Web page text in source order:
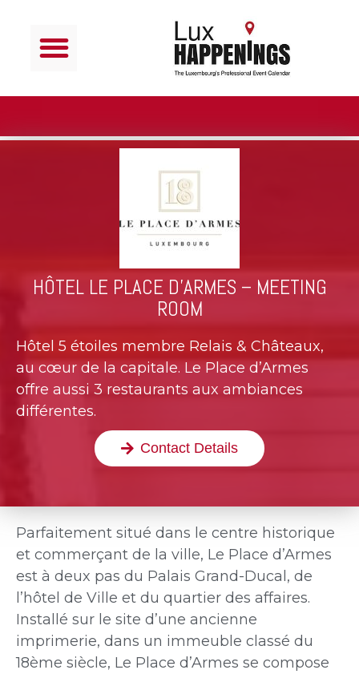
HÔTEL LE PLACE D’ARMES – MEETING
ROOM
Hôtel 5 étoiles membre Relais & Châteaux,
au cœur de la capitale. Le Place d’Armes
offre aussi 3 restaurants aux ambiances
différentes.
Contact Details
Parfaitement situé dans le centre historique
et commerçant de la ville, Le Place d’Armes
est à deux pas du Palais Grand-Ducal, de
l’hôtel de Ville et du quartier des affaires.
Installé sur le site d’une ancienne
imprimerie, dans un immeuble classé du
18ème siècle, Le Place d’Armes se compose